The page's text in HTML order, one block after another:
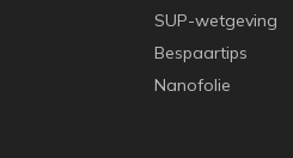
SUP-wetgeving
Bespaartips
Nanofolie